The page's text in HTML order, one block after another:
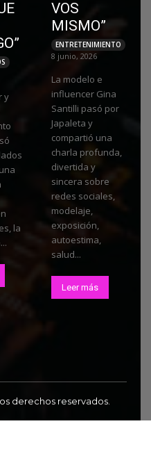
y
la
VOS
MISMO”
ENTRETENIMIENTO
8 junio, 2026
La modelo e
influencer Gina
Santilli pasó por
Japaleta y
compartió una
charla profunda,
divertida y
sincera sobre
redes sociales,
modelaje,
exposición,
autoestima,
salud...
Leer más
derechos reservados.